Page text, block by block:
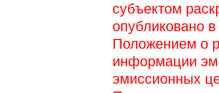
субъектом
опубликовано в
Положением о
информации
эмиссионных